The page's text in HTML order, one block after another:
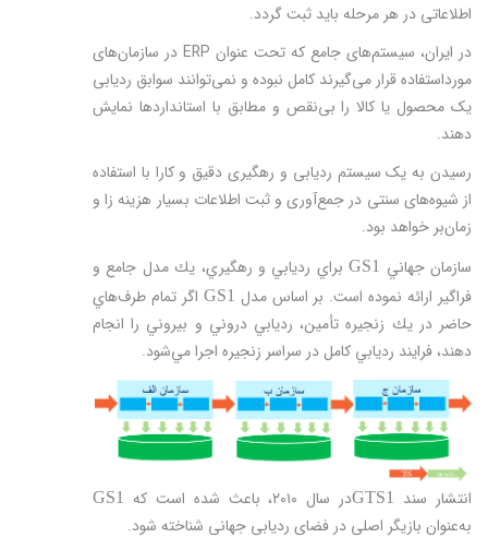
اطلاعاتی در هر مرحله باید ثبت گردد.
در ایران، سیستم‌های جامع که تحت عنوان ERP در سازمان‌های
مورداستفاده قرار می‌گیرند کامل نبوده و نمی‌توانند سوابق ردیابی
یک محصول یا کالا را بی‌نقص و مطابق با استانداردها نمایش
دهند.
رسیدن به یک سیستم ردیابی و رهگیری دقیق و کارا با استفاده
از شیوه‌های سنتی در جمع‌آوری و ثبت اطلاعات بسیار هزینه زا و
زمان‌بر خواهد بود.
سازمان جهاني GS1براي رديابي و رهگيري، يك مدل جامع و
فراگير ارائه نموده است. بر اساس مدل GS1 اگر تمام طرف‌هاي
حاضر در يك زنجيره تأمین، رديابي دروني و بيروني را انجام
دهند، فرايند رديابي كامل در سراسر زنجيره اجرا مي‌شود.
انتشار سند GTS1در سال ۲۰۱۰، باعث شده است که GS1
به‌عنوان بازیگر اصلی در فضای ردیابی جهانی شناخته شود.